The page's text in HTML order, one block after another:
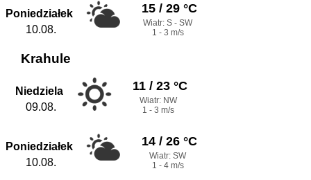
Poniedziałek
10.08.
15 / 29 °C
Wiatr: S - SW
1 - 3 m/s
Krahule
Niedziela
09.08.
11 / 23 °C
Wiatr: NW
1 - 3 m/s
Poniedziałek
10.08.
14 / 26 °C
Wiatr: SW
1 - 4 m/s